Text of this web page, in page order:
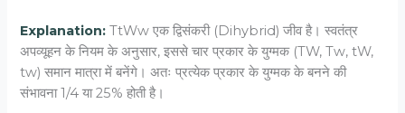
Explanation: TtWw एक द्विसंकरी (Dihybrid) जीव है। स्वतंत्र
अपव्यूहन के नियम के अनुसार, इससे चार प्रकार के युग्मक (TW, Tw, tW,
tw) समान मात्रा में बनेंगे। अतः प्रत्येक प्रकार के युग्मक के बनने की
संभावना 1/4 या 25% होती है।